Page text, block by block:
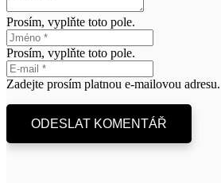
Prosím, vyplňte toto pole.
Prosím, vyplňte toto pole.
Zadejte prosím platnou e-mailovou adresu.
ODESLAT KOMENTÁŘ